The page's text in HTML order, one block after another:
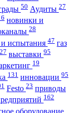
50 Аудиты 27
новинки и
28
испытания 47 газ
27 выставки 95
19
131 инновации 95
Festo 23 приводы
162
оборудование